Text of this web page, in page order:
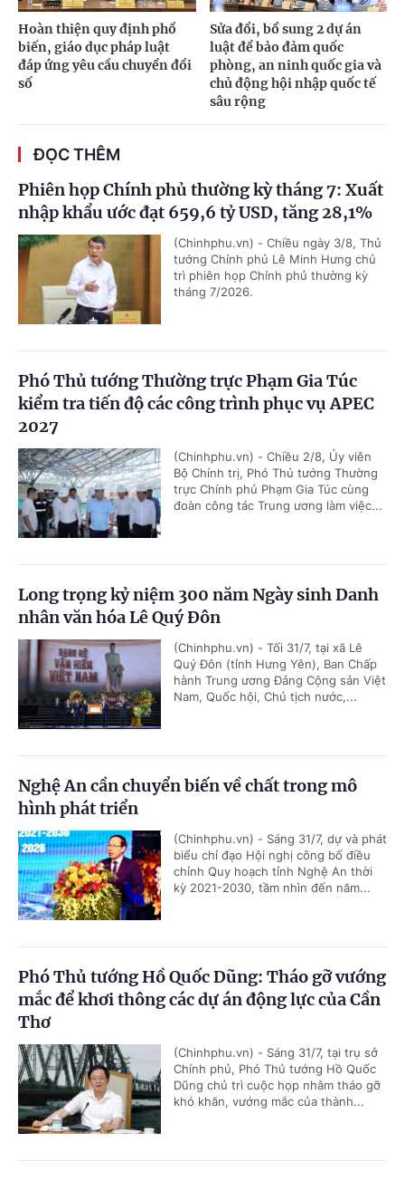
Hoàn thiện quy định phổ
biến, giáo dục pháp luật
đáp ứng yêu cầu chuyển đổi
số
Sửa đổi, bổ sung 2 dự án
luật để bảo đảm quốc
phòng, an ninh quốc gia và
chủ động hội nhập quốc tế
sâu rộng
ĐỌC THÊM
Phiên họp Chính phủ thường kỳ tháng 7: Xuất
nhập khẩu ước đạt 659,6 tỷ USD, tăng 28,1%
(Chinhphu.vn) - Chiều ngày 3/8, Thủ
tướng Chính phủ Lê Minh Hưng chủ
trì phiên họp Chính phủ thường kỳ
tháng 7/2026.
Phó Thủ tướng Thường trực Phạm Gia Túc
kiểm tra tiến độ các công trình phục vụ APEC
2027
(Chinhphu.vn) - Chiều 2/8, Ủy viên
Bộ Chính trị, Phó Thủ tướng Thường
trực Chính phủ Phạm Gia Túc cùng
đoàn công tác Trung ương làm việc...
Long trọng kỷ niệm 300 năm Ngày sinh Danh
nhân văn hóa Lê Quý Đôn
(Chinhphu.vn) - Tối 31/7, tại xã Lê
Quý Đôn (tỉnh Hưng Yên), Ban Chấp
hành Trung ương Đảng Cộng sản Việt
Nam, Quốc hội, Chủ tịch nước,...
Nghệ An cần chuyển biến về chất trong mô
hình phát triển
(Chinhphu.vn) - Sáng 31/7, dự và phát
biểu chỉ đạo Hội nghị công bố điều
chỉnh Quy hoạch tỉnh Nghệ An thời
kỳ 2021-2030, tầm nhìn đến năm...
Phó Thủ tướng Hồ Quốc Dũng: Tháo gỡ vướng
mắc để khơi thông các dự án động lực của Cần
Thơ
(Chinhphu.vn) - Sáng 31/7, tại trụ sở
Chính phủ, Phó Thủ tướng Hồ Quốc
Dũng chủ trì cuộc họp nhằm tháo gỡ
khó khăn, vướng mắc của thành...